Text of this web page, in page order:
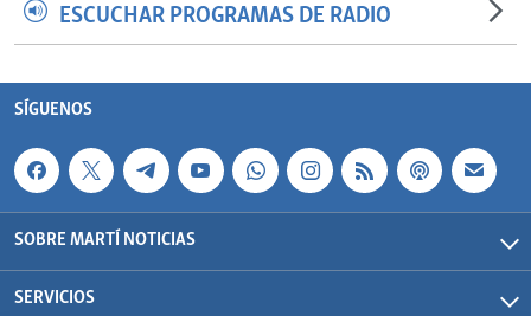
ESCUCHAR PROGRAMAS DE RADIO
SÍGUENOS
SOBRE MARTÍ NOTICIAS
SERVICIOS